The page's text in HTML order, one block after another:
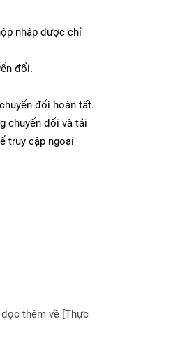
nhập được chỉ
đổi.
đổi hoàn tất.
chuyển đổi và tải
truy cập ngoại
thêm về [Thực